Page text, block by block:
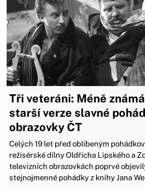
Tři veteráni: Méně
starší verze slavné
obrazovky ČT
Celých 19 let před oblíbeným
režisérské dílny Oldřicha Lipského a
televizních obrazovkách poprvé
stejnojmenné pohádky z knihy Jana